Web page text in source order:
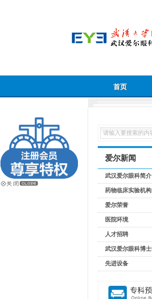
首页
爱尔新闻
武汉爱尔眼科简介
药物临床实验机构
爱尔荣誉
医院环境
人才招聘
武汉爱尔眼科博士
先进设备